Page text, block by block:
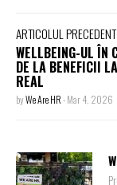
ARTICOLUL PRECEDENT
WELLBEING-UL ÎN
DE LA BENEFICII
REAL
byWe Are HR-Mar 4, 2026